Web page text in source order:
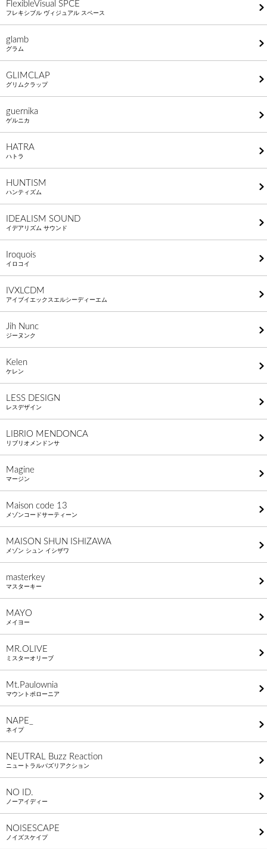
FlexibleVisual SPCE
フレキシブル ヴィジュアル スペース
glamb
グラム
GLIMCLAP
グリムクラップ
guernika
ゲルニカ
HATRA
ハトラ
HUNTISM
ハンティズム
IDEALISM SOUND
イデアリズム サウンド
Iroquois
イロコイ
IVXLCDM
アイブイエックスエルシーディーエム
Jih Nunc
ジーヌンク
Kelen
ケレン
LESS DESIGN
レスデザイン
LIBRIO MENDONCA
リブリオメンドンサ
Magine
マージン
Maison code 13
メゾンコードサーティーン
MAISON SHUN ISHIZAWA
メゾン シュン イシザワ
masterkey
マスターキー
MAYO
メイヨー
MR.OLIVE
ミスターオリーブ
Mt.Paulownia
マウントポローニア
NAPE_
ネイプ
NEUTRAL Buzz Reaction
ニュートラルバズリアクション
NO ID.
ノーアイディー
NOISESCAPE
ノイズスケイプ